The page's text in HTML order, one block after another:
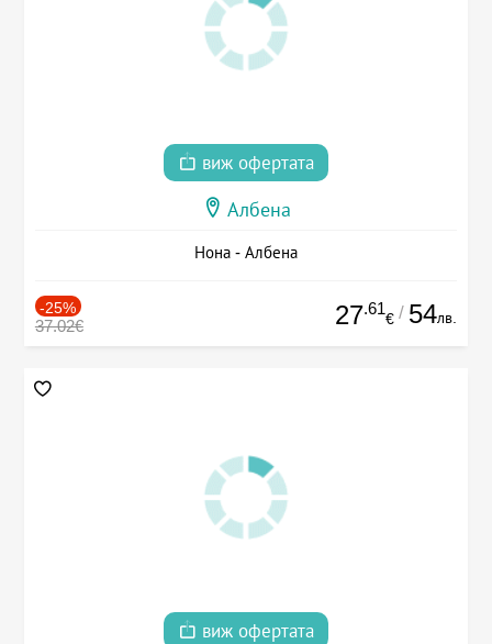
виж офертата
Албена
Нона - Албена
-25%
37.02€ 27.61
€ / 54лв.
виж офертата